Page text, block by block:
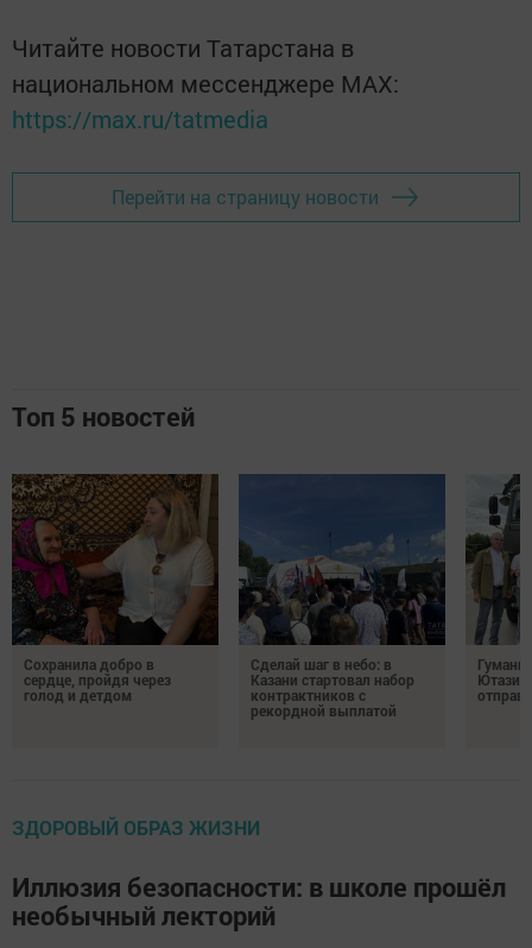
Читайте новости Татарстана в
национальном мессенджере MАХ:
https://max.ru/tatmedia
Перейти на страницу новости
Топ 5 новостей
Сохранила добро в
сердце, пройдя через
голод и детдом
Сделай шаг в небо: в
Казани стартовал набор
контрактников с
рекордной выплатой
ЗДОРОВЫЙ ОБРАЗ ЖИЗНИ
Иллюзия безопасности: в школе прошёл
необычный лекторий